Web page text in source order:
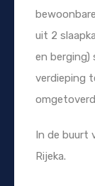
uit 2
en berging)
verdieping
In de buurt
Rijeka.